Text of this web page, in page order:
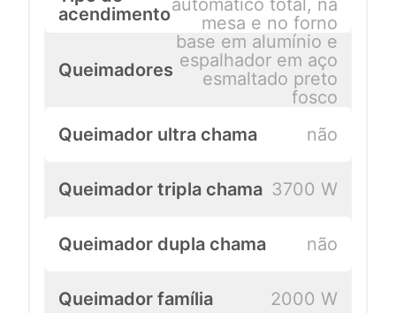
acendimentoautomático total, na
mesa e no forno
Queimadores
base em alumínio e
espalhador em aço
esmaltado preto
fosco
Queimador ultra chama
não
Queimador tripla chama 3700 W
Queimador dupla chama não
Queimador família 2000 W